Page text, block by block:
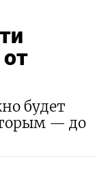
будет
— до